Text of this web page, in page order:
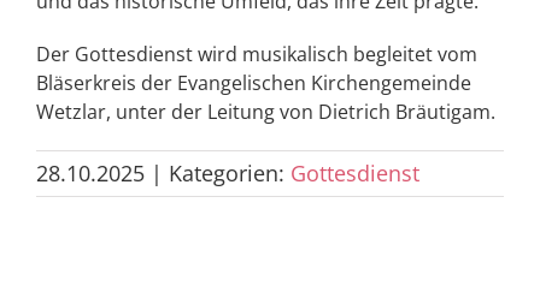
Der Gottesdienst wird musikalisch begleitet vom
Bläserkreis der Evangelischen Kirchengemeinde
Wetzlar, unter der Leitung von Dietrich Bräutigam.
28.10.2025 | Kategorien: Gottesdienst